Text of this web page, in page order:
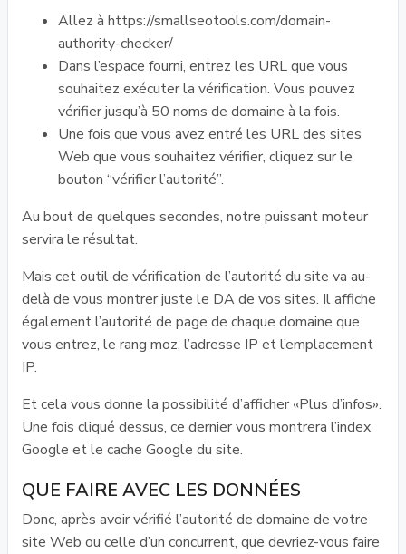
Allez à https://smallseotools.com/domain-
authority-checker/
Dans l’espace fourni, entrez les URL que vous
souhaitez exécuter la vérification. Vous pouvez
vérifier jusqu’à 50 noms de domaine à la fois.
Une fois que vous avez entré les URL des sites
Web que vous souhaitez vérifier, cliquez sur le
bouton “vérifier l’autorité”.
Au bout de quelques secondes, notre puissant moteur
servira le résultat.
Mais cet outil de vérification de l’autorité du site va au-
delà de vous montrer juste le DA de vos sites. Il affiche
également l’autorité de page de chaque domaine que
vous entrez, le rang moz, l’adresse IP et l’emplacement
IP.
Et cela vous donne la possibilité d’afficher «Plus d’infos».
Une fois cliqué dessus, ce dernier vous montrera l’index
Google et le cache Google du site.
QUE FAIRE AVEC LES DONNÉES
Donc, après avoir vérifié l’autorité de domaine de votre
site Web ou celle d’un concurrent, que devriez-vous faire